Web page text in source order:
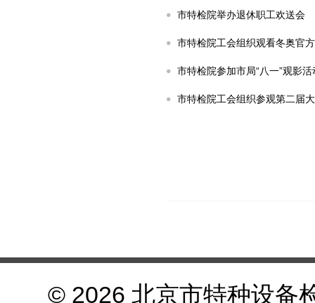
市特检院举办退休职工欢送会
市特检院工会组织观看冬奥官
市特检院参加市局“八一”观影活
市特检院工会组织参观第二届
© 2026 北京市特种设备